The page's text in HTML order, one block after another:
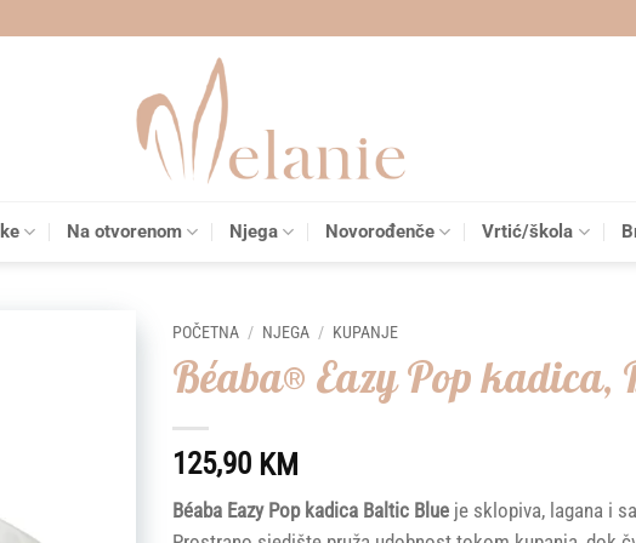
Na otvorenom Njega Novorođenče Vrtić/škola
POČETNA / NJEGA / KUPANJE
Béaba® Eazy Pop kadica,
125,90 KM
Béaba Eazy Pop kadica Baltic Blueje sklopiva, lagana i